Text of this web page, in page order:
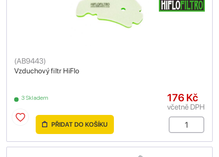
Vzduchový filtr HiFlo
(AB9443)
3 Skladem 176 Kč
včetně DPH
PŘIDAT DO KOŠÍKU